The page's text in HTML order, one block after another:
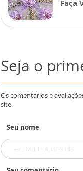
Faça
Seja o
Os comentários e
site.
Seu nome